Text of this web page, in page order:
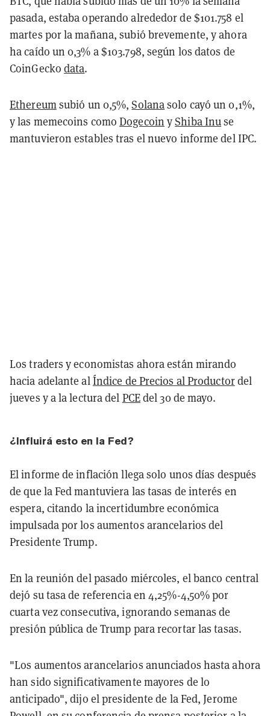
pasada, estaba operando alrededor de $101.758 el
martes por la mañana, subió brevemente, y ahora
ha caído un 0,3% a $103.798, según los datos de
CoinGecko data.
Ethereumsubió un 0,5%,Solanasolo cayó un 0,1%,
y las memecoins comoDogecoin yShiba Inuse
mantuvieron estables tras el nuevo informe del IPC.
Los traders y economistas ahora están mirando
hacia adelante alÍndice de Precios al Productordel
jueves y a la lectura del PCEdel 30 de mayo.
¿Influirá esto en la Fed?
El informe de inflación llega solo unos días después
de que la Fed mantuviera las tasas de interés en
espera, citando la incertidumbre económica
impulsada por los aumentos arancelarios del
Presidente Trump.
En la reunión del pasado miércoles, el banco central
dejó su tasa de referencia en 4,25%-4,50% por
cuarta vez consecutiva, ignorando semanas de
presión pública de Trump para recortar las tasas.
"Los aumentos arancelarios anunciados hasta ahora
han sido significativamente mayores de lo
anticipado", dijo el presidente de la Fed, Jerome